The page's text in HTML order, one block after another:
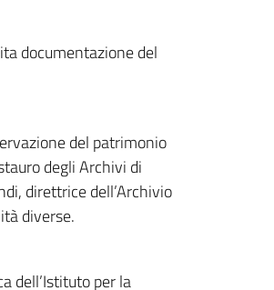
documentazione del
del patrimonio
degli Archivi di
direttrice dell’Archivio
diverse.
dell’Istituto per la